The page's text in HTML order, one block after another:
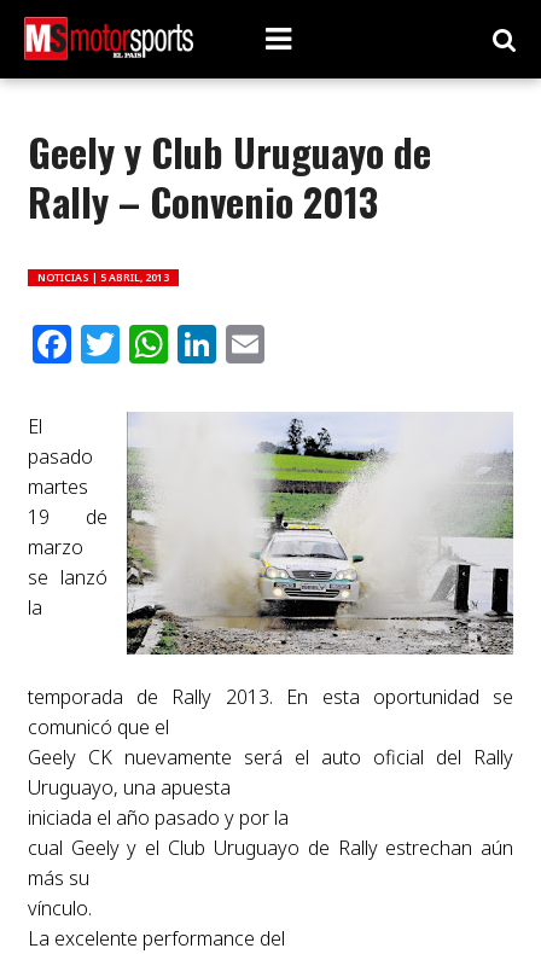
Geely y Club Uruguayo de
Rally – Convenio 2013
NOTICIAS | 5 ABRIL, 2013
Facebook
Twitter
WhatsApp
LinkedIn
Email
El
pasado
martes
19 de
marzo
se lanzó
la
temporada de Rally 2013. En esta oportunidad se
comunicó que el
Geely CK nuevamente será el auto oficial del Rally
Uruguayo, una apuesta
iniciada el año pasado y por la
cual Geely y el Club Uruguayo de Rally estrechan aún
más su
vínculo.
La excelente performance del